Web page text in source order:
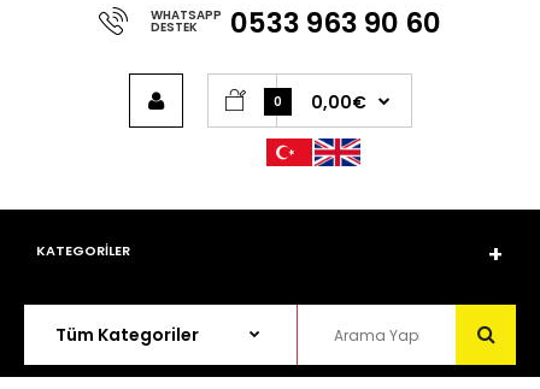
WHATSAPP
DESTEK 0533 963 90 60
0 0,00€
KATEGORİLER